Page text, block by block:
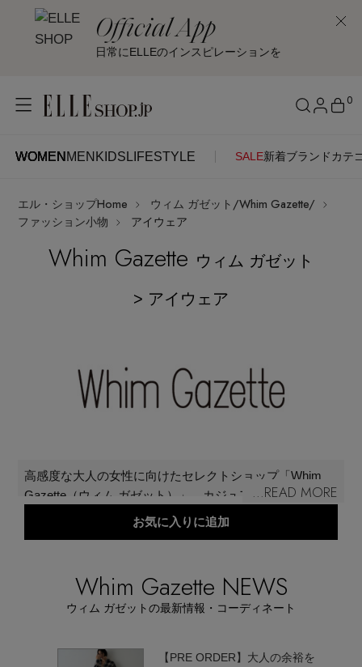
Official App
日常にELLEのインスピレーションを
WOMEN MEN KIDS LIFESTYLE SALE新着ブランド カテ
0
WOMENMENKIDSLIFESTYLE
ITEMS
ランキング
最旬！トレンドワード
【Tシャツ】デイリーに活躍
【サンダル】ビーサンの季節！
ログイン
はじめてご利用の方
メールマガジン登録
ご登録はこちら
ご利用ガイド
カスタマーサポート
SEE RESULTS
エル・ショップHome
ウィム ガゼット/Whim Gazette/
ファッション小物
アイウェア
Whim Gazette ウィム ガゼット
> アイウェア
...READ MORE
高感度な大人の女性に向けたセレクトショップ「Whim
Gazette（ウィム ガゼット）」。カジュアルだけどエレガ
ント、 ナチュラルだけどラグジュアリー。ベーシックな
お気に入りに追加
Whim Gazette NEWS
ウィム ガゼットの最新情報・コーディネート
【PRE ORDER】大人の余裕を